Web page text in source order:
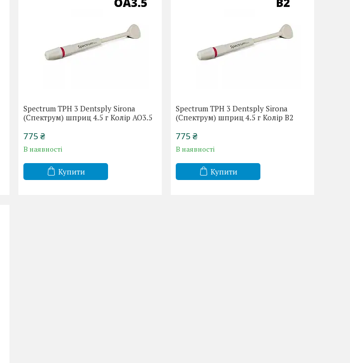
Spectrum TPH 3 Dentsply Sirona
(Спектрум) шприц 4.5 г Колір АО3.5
775 ₴
В наявності
Купити
Spectrum TPH 3 Dentsply Sirona
(Спектрум) шприц 4.5 г Колір В2
775 ₴
В наявності
Купити